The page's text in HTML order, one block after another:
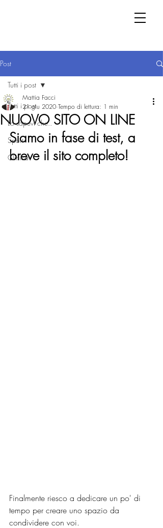
Post
Tutti i post
Lo sapevi che..
Sport
Clinica
Tutti i post
NUOVO SITO ON LINE
Mattia Facci
21 giu 2020 Tempo di lettura: 1 min
Siamo in fase di test, a
breve il sito completo!
Finalmente riesco a dedicare un po' di
tempo per creare uno spazio da
condividere con voi.